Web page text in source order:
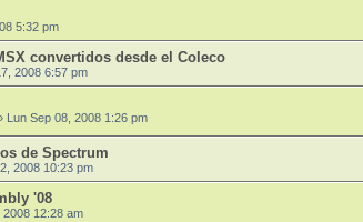
5:32 pm
convertidos desde el Coleco
2008 6:57 pm
Lun Sep 08, 2008 1:26 pm
de Spectrum
2008 10:23 pm
'08
2008 12:28 am